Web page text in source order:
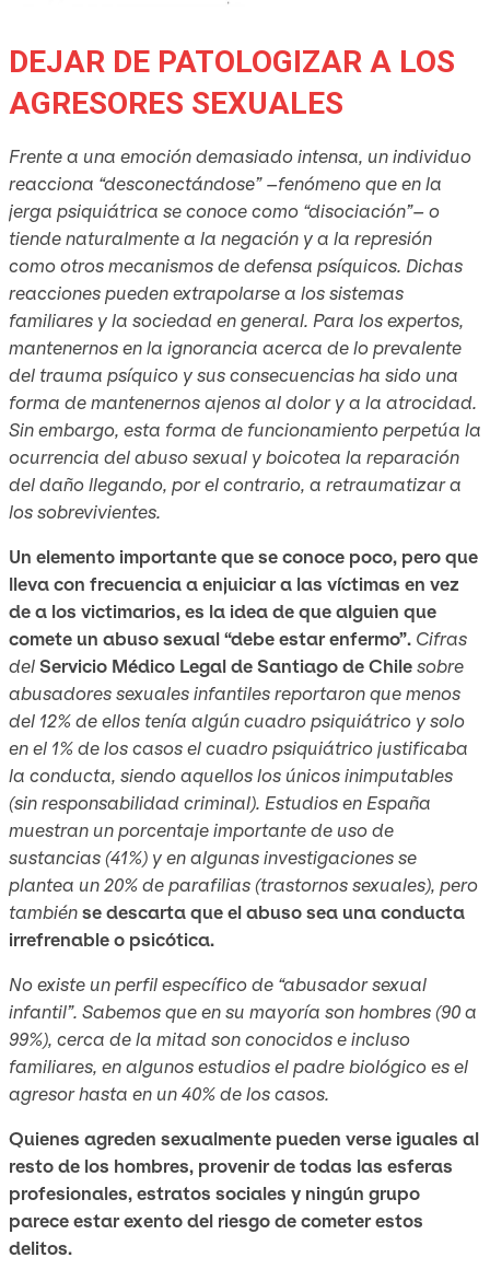
DEJAR DE PATOLOGIZAR A LOS
AGRESORES SEXUALES
Frente a una emoción demasiado intensa, un individuo
reacciona “desconectándose” –fenómeno que en la
jerga psiquiátrica se conoce como “disociación”– o
tiende naturalmente a la negación y a la represión
como otros mecanismos de defensa psíquicos. Dichas
reacciones pueden extrapolarse a los sistemas
familiares y la sociedad en general. Para los expertos,
mantenernos en la ignorancia acerca de lo prevalente
del trauma psíquico y sus consecuencias ha sido una
forma de mantenernos ajenos al dolor y a la atrocidad.
Sin embargo, esta forma de funcionamiento perpetúa la
ocurrencia del abuso sexual y boicotea la reparación
del daño llegando, por el contrario, a retraumatizar a
los sobrevivientes.
Un elemento importante que se conoce poco, pero que
lleva con frecuencia a enjuiciar a las víctimas en vez
de a los victimarios, es la idea de que alguien que
comete un abuso sexual “debe estar enfermo”. Cifras
delServicio Médico Legal de Santiago de Chilesobre
abusadores sexuales infantiles reportaron que menos
del 12% de ellos tenía algún cuadro psiquiátrico y solo
en el 1% de los casos el cuadro psiquiátrico justificaba
la conducta, siendo aquellos los únicos inimputables
(sin responsabilidad criminal). Estudios en España
muestran un porcentaje importante de uso de
sustancias (41%) y en algunas investigaciones se
plantea un 20% de parafilias (trastornos sexuales), pero
tambiénse descarta que el abuso sea una conducta
irrefrenable o psicótica.
No existe un perfil específico de “abusador sexual
infantil”. Sabemos que en su mayoría son hombres (90 a
99%), cerca de la mitad son conocidos e incluso
familiares, en algunos estudios el padre biológico es el
agresor hasta en un 40% de los casos.
Quienes agreden sexualmente pueden verse iguales al
resto de los hombres, provenir de todas las esferas
profesionales, estratos sociales y ningún grupo
parece estar exento del riesgo de cometer estos
delitos.